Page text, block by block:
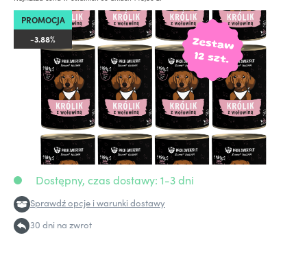
PROMOCJA
-3.88%
Dostępny, czas dostawy: 1-3 dni
Sprawdź opcje i warunki dostawy
30 dni na zwrot